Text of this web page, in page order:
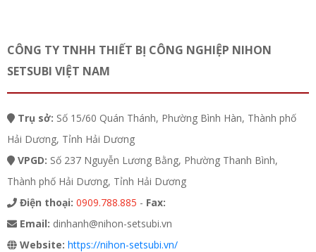
CÔNG TY TNHH THIẾT BỊ CÔNG NGHIỆP NIHON
SETSUBI VIỆT NAM
Trụ sở: Số 15/60 Quán Thánh, Phường Bình Hàn, Thành phố
Hải Dương, Tỉnh Hải Dương
VPGD: Số 237 Nguyễn Lương Bằng, Phường Thanh Bình,
Thành phố Hải Dương, Tỉnh Hải Dương
Điện thoại: 0909.788.885 - Fax:
Email: dinhanh@nihon-setsubi.vn
Website: https://nihon-setsubi.vn/